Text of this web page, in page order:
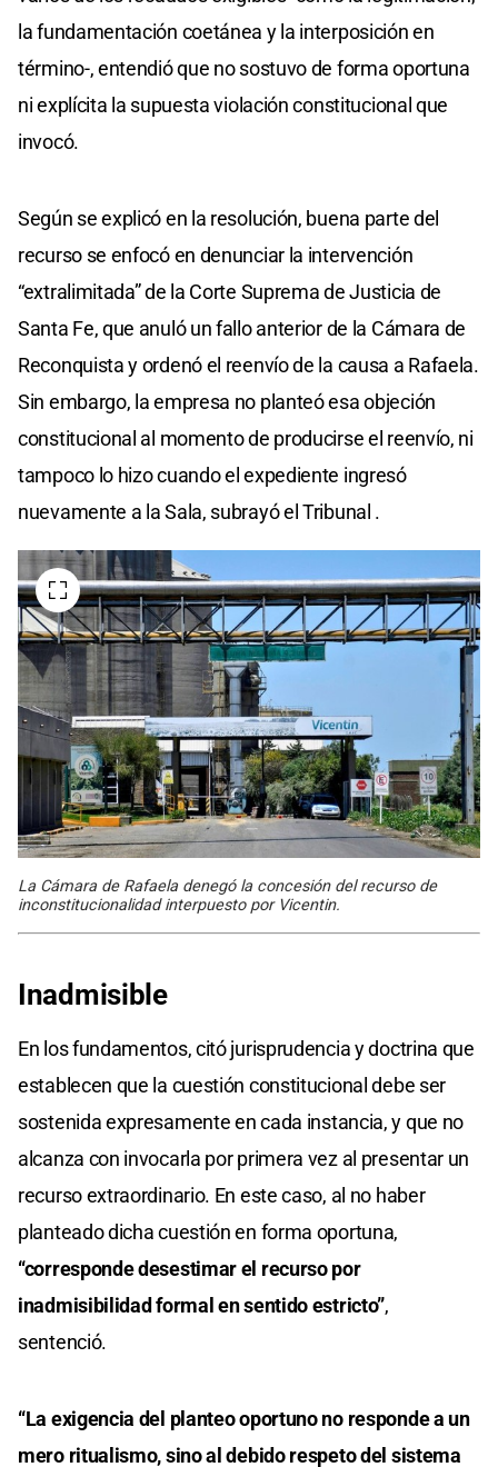
la fundamentación coetánea y la interposición en
término-, entendió que no sostuvo de forma oportuna
ni explícita la supuesta violación constitucional que
invocó.
Según se explicó en la resolución, buena parte del
recurso se enfocó en denunciar la intervención
“extralimitada” de la Corte Suprema de Justicia de
Santa Fe, que anuló un fallo anterior de la Cámara de
Reconquista y ordenó el reenvío de la causa a Rafaela.
Sin embargo, la empresa no planteó esa objeción
constitucional al momento de producirse el reenvío, ni
tampoco lo hizo cuando el expediente ingresó
nuevamente a la Sala, subrayó el Tribunal .
La Cámara de Rafaela denegó la concesión del recurso de
inconstitucionalidad interpuesto por Vicentin.
Inadmisible
En los fundamentos, citó jurisprudencia y doctrina que
establecen que la cuestión constitucional debe ser
sostenida expresamente en cada instancia, y que no
alcanza con invocarla por primera vez al presentar un
recurso extraordinario. En este caso, al no haber
planteado dicha cuestión en forma oportuna,
“corresponde desestimar el recurso por
inadmisibilidad formal en sentido estricto”,
sentenció.
“La exigencia del planteo oportuno no responde a un
mero ritualismo, sino al debido respeto del sistema